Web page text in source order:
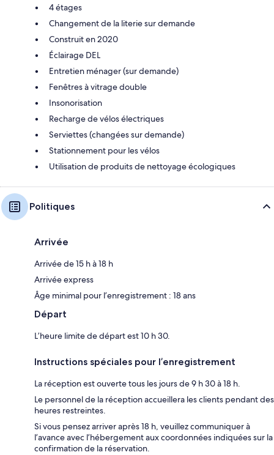
4 étages
Changement de la literie sur demande
Construit en 2020
Éclairage DEL
Entretien ménager (sur demande)
Fenêtres à vitrage double
Insonorisation
Recharge de vélos électriques
Serviettes (changées sur demande)
Stationnement pour les vélos
Utilisation de produits de nettoyage écologiques
Politiques
Arrivée
Arrivée de 15 h à 18 h
Arrivée express
Âge minimal pour l’enregistrement : 18 ans
Départ
L’heure limite de départ est 10 h 30.
Instructions spéciales pour l’enregistrement
La réception est ouverte tous les jours de 9 h 30 à 18 h.
Le personnel de la réception accueillera les clients pendant des
heures restreintes.
Si vous pensez arriver après 18 h, veuillez communiquer à
l’avance avec l’hébergement aux coordonnées indiquées sur la
confirmation de la réservation.